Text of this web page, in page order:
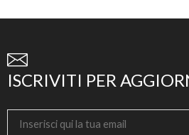
ISCRIVITI PER